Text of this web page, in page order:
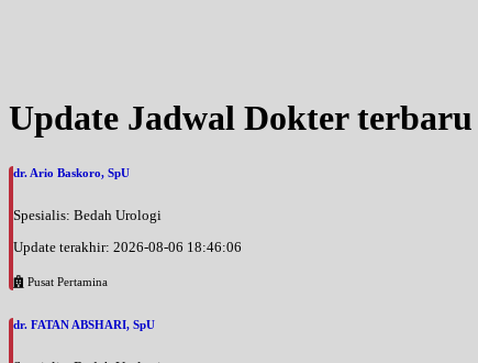
Update Jadwal Dokter terbaru
dr. Ario Baskoro, SpU
Spesialis: Bedah Urologi
Update terakhir: 2026-08-06 18:46:06
Pusat Pertamina
dr. FATAN ABSHARI, SpU